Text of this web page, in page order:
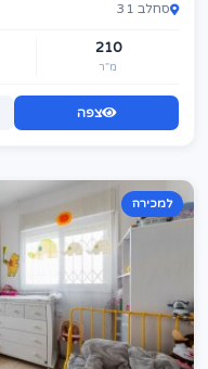
סחלב 31
210
מ"ר
צפה
למכירה